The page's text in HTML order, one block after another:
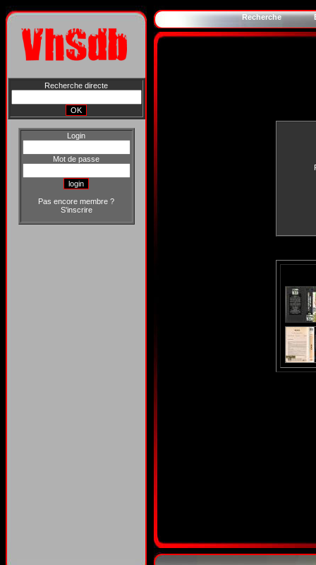
Recherche directe
Login
Mot de passe
Pas encore membre ?
S'inscrire
Recherche